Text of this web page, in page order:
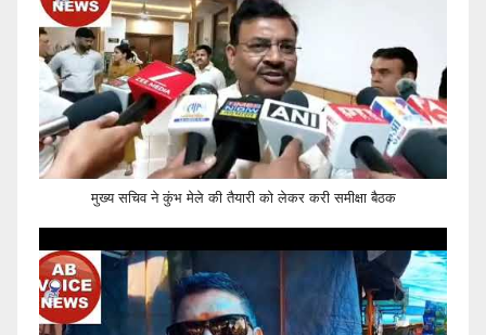
मुख्य सचिव ने कुंभ मेले की तैयारी को लेकर करी समीक्षा बैठक